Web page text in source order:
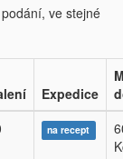
ve stejné
Expedice
na recept